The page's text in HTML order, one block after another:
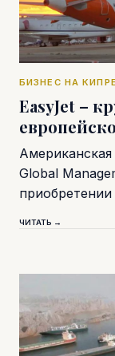
БИЗНЕС НА КИПРЕ
EasyJet –
Global
ЧИТАТЬ →